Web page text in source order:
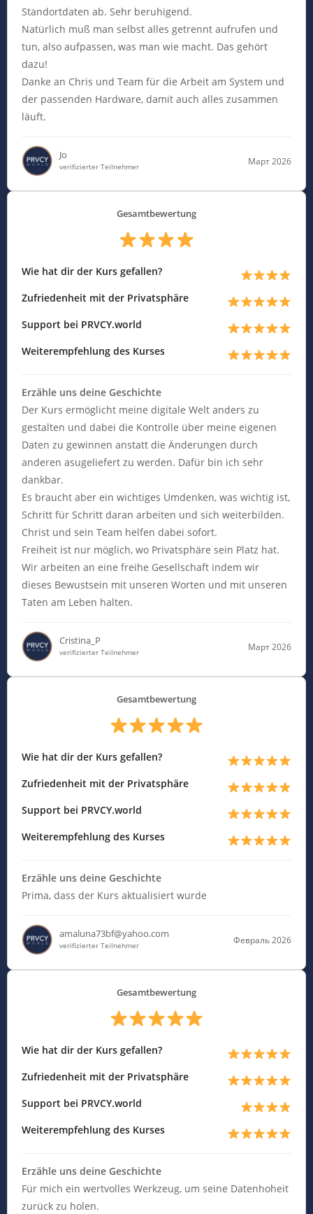
Standortdaten ab. Sehr beruhigend.
Natürlich muß man selbst alles getrennt aufrufen und
tun, also aufpassen, was man wie macht. Das gehört
dazu!
Danke an Chris und Team für die Arbeit am System und
der passenden Hardware, damit auch alles zusammen
läuft.
Jo
verifizierter Teilnehmer
Март 2026
Gesamtbewertung
Wie hat dir der Kurs gefallen?
Zufriedenheit mit der Privatsphäre
Support bei PRVCY.world
Weiterempfehlung des Kurses
Erzähle uns deine Geschichte
Der Kurs ermöglicht meine digitale Welt anders zu
gestalten und dabei die Kontrolle über meine eigenen
Daten zu gewinnen anstatt die Änderungen durch
anderen asugeliefert zu werden. Dafür bin ich sehr
dankbar.
Es braucht aber ein wichtiges Umdenken, was wichtig ist,
Schritt für Schritt daran arbeiten und sich weiterbilden.
Christ und sein Team helfen dabei sofort.
Freiheit ist nur möglich, wo Privatsphäre sein Platz hat.
Wir arbeiten an eine freihe Gesellschaft indem wir
dieses Bewustsein mit unseren Worten und mit unseren
Taten am Leben halten.
Cristina_P
verifizierter Teilnehmer
Март 2026
Gesamtbewertung
Wie hat dir der Kurs gefallen?
Zufriedenheit mit der Privatsphäre
Support bei PRVCY.world
Weiterempfehlung des Kurses
Erzähle uns deine Geschichte
Prima, dass der Kurs aktualisiert wurde
amaluna73bf@yahoo.com
verifizierter Teilnehmer
Февраль 2026
Gesamtbewertung
Wie hat dir der Kurs gefallen?
Zufriedenheit mit der Privatsphäre
Support bei PRVCY.world
Weiterempfehlung des Kurses
Erzähle uns deine Geschichte
Für mich ein wertvolles Werkzeug, um seine Datenhoheit
zurück zu holen.